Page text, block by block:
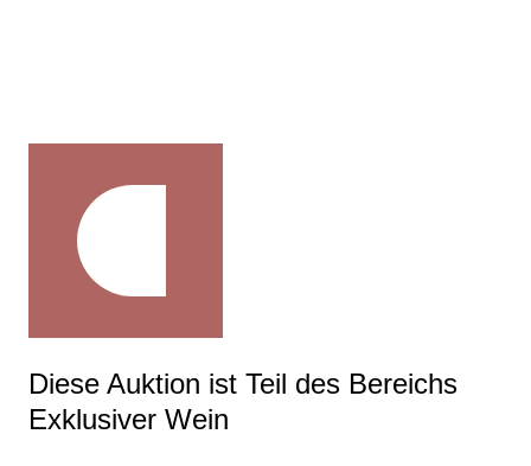
Diese Auktion ist Teil des Bereichs
Exklusiver Wein